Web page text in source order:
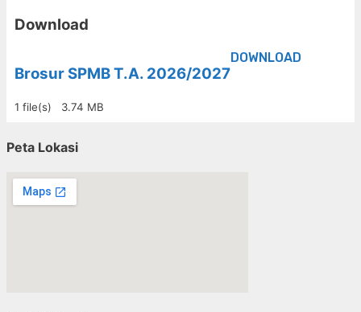
Download
Brosur SPMB T.A. 2026/2027
1 file(s) 3.74 MB
DOWNLOAD
Peta Lokasi